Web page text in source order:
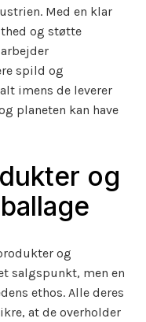
Med en klar
og støtte
spild og
imens de leverer
planeten kan have
og
og
salgspunkt, men en
ethos. Alle deres
at de overholder